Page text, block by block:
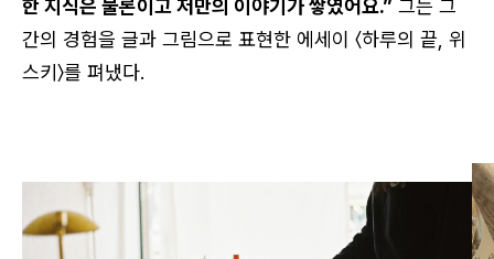
한 지식은 물론이고 저만의 이야기가 쌓였어요.” 그는 그
간의 경험을 글과 그림으로 표현한 에세이 〈하루의 끝, 위
스키〉를 펴냈다.